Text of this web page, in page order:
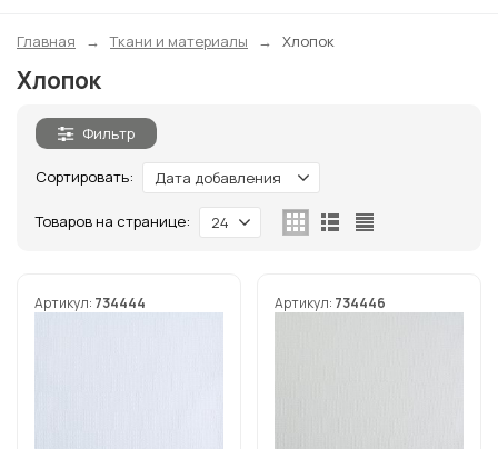
Главная Ткани и материалы Хлопок
Хлопок
Фильтр
Сортировать: Дата добавления
Товаров на странице: 24
Артикул: 734444 Артикул: 734446